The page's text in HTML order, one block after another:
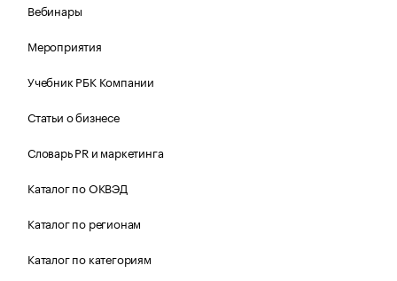
Вебинары
Мероприятия
Учебник РБК Компании
Статьи о бизнесе
Словарь PR и маркетинга
Каталог по ОКВЭД
Каталог по регионам
Каталог по категориям